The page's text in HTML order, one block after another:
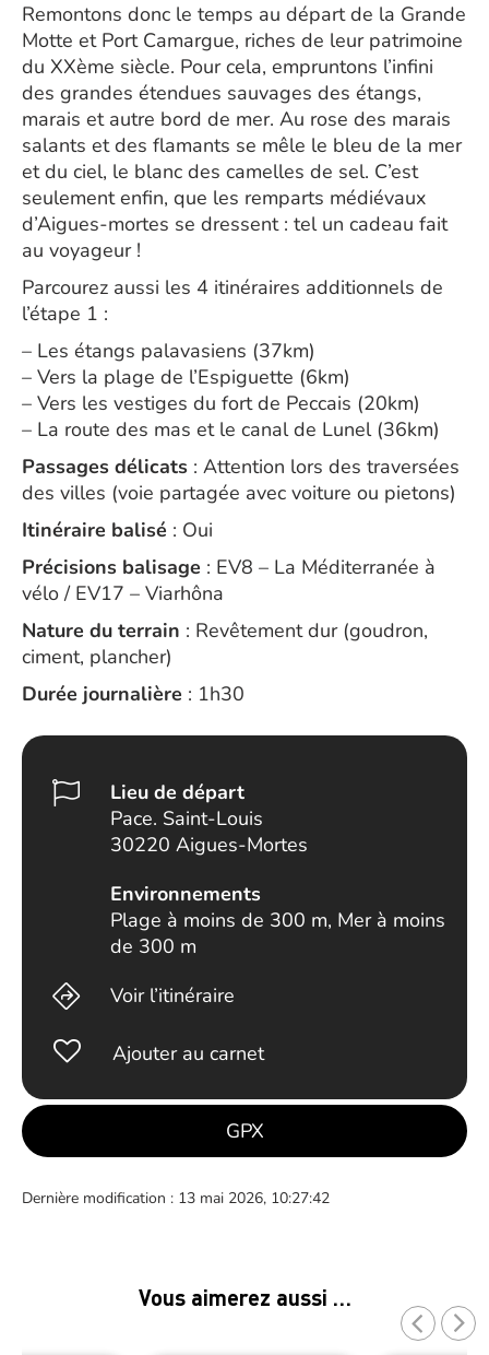
Remontons donc le temps au départ de la Grande
Motte et Port Camargue, riches de leur patrimoine
du XXème siècle. Pour cela, empruntons l’infini
des grandes étendues sauvages des étangs,
marais et autre bord de mer. Au rose des marais
salants et des flamants se mêle le bleu de la mer
et du ciel, le blanc des camelles de sel. C’est
seulement enfin, que les remparts médiévaux
d’Aigues-mortes se dressent : tel un cadeau fait
au voyageur !
Parcourez aussi les 4 itinéraires additionnels de
l’étape 1 :
– Les étangs palavasiens (37km)
– Vers la plage de l’Espiguette (6km)
– Vers les vestiges du fort de Peccais (20km)
– La route des mas et le canal de Lunel (36km)
Passages délicats : Attention lors des traversées
des villes (voie partagée avec voiture ou pietons)
Itinéraire balisé : Oui
Précisions balisage : EV8 – La Méditerranée à
vélo / EV17 – Viarhôna
Nature du terrain : Revêtement dur (goudron,
ciment, plancher)
Durée journalière : 1h30
Lieu de départ
Pace. Saint-Louis
30220 Aigues-Mortes
Environnements
Plage à moins de 300 m, Mer à moins
de 300 m
Voir l’itinéraire
Ajouter au carnet
GPX
Dernière modification : 13 mai 2026, 10:27:42
Vous aimerez aussi …